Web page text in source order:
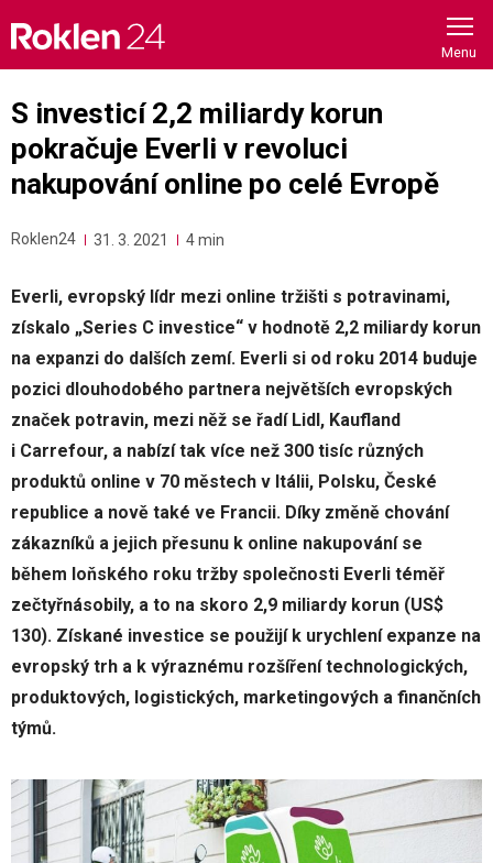
content
S investicí 2,2 miliardy korun
pokračuje Everli v revoluci
nakupování online po celé Evropě
Roklen24 31. 3. 2021 4 min
Everli, evropský lídr mezi online tržišti s potravinami,
získalo „Series C investice“ v hodnotě 2,2 miliardy korun
na expanzi do dalších zemí. Everli si od roku 2014 buduje
pozici dlouhodobého partnera největších evropských
značek potravin, mezi něž se řadí Lidl, Kaufland
i Carrefour, a nabízí tak více než 300 tisíc různých
produktů online v 70 městech v Itálii, Polsku, České
republice a nově také ve Francii. Díky změně chování
zákazníků a jejich přesunu k online nakupování se
během loňského roku tržby společnosti Everli téměř
zečtyřnásobily, a to na skoro 2,9 miliardy korun (US$
130). Získané investice se použijí k urychlení expanze na
evropský trh a k výraznému rozšíření technologických,
produktových, logistických, marketingových a finančních
týmů.